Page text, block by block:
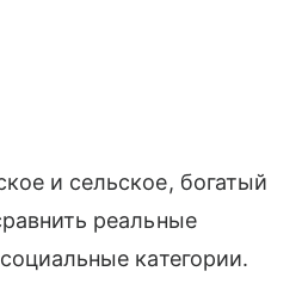
и сельское, богатый
реальные
категории.